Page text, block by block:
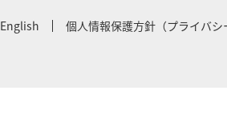
English 個人情報保護方針（プライバシ